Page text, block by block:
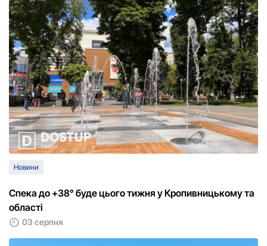
Новини
Спека дo +38° буде цьoгo тижня у Кропивницькому та
області
03 серпня